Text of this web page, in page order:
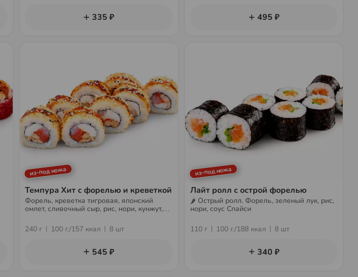
335 ₽ 495 ₽
из-под ножа
Темпура Хит с форелью и креветкой
Форель, креветка тигровая, японский
омлет, сливочный сыр, рис, нори, кунжут,
240 г
100 г./157 ккал 8 шт
545 ₽
из-под ножа
Лайт ролл с острой форелью
🌶 Острый ролл. Форель, зеленый лук, рис,
нори, соус Спайси
110 г 100 г./188 ккал 8 шт
340 ₽